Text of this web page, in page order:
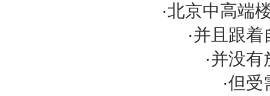
·北京中高端
·并且跟着
·并没有
·但受